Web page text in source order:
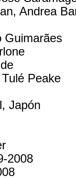
Andrea
Guimarães
Peake
Japón
2008